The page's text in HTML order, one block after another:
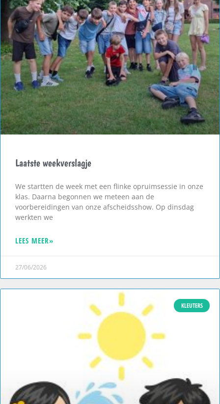
Laatste weekverslagje
We startten de week met een flinke opruimsessie in onze
klas. Daarna begonnen we meteen aan de
voorbereidingen van onze afscheidsshow. Op dinsdag
werkten we
LEES MEER»
27/06/2026
KLEUTERS